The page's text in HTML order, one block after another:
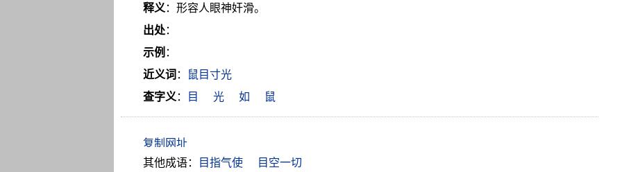
释义：形容人眼神奸滑。
出处：
示例 ：
近义词 ：
鼠目寸光
查字义： 目 光 如 鼠
其他成语： 目指气使 目空一切